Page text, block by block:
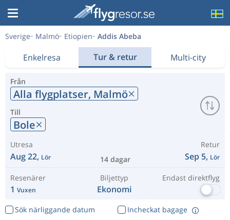
Sverige Malmö Etiopien Addis Abeba
Enkelresa Tur & retur Multi-city
Från
Alla flygplatser, Malmö
Till
Bole
Utresa
Aug 22, Lör 14 dagar
Retur
Sep 5, Lör
Resenärer
1 Vuxen
Biljettyp
Ekonomi
Endast direktflyg
Sök närliggande datum
Incheckat bagage